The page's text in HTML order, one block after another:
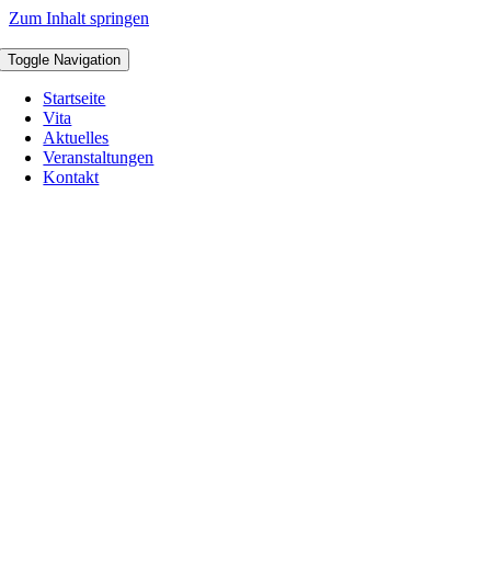
Zum Inhalt springen
Toggle Navigation
Startseite
Vita
Aktuelles
Veranstaltungen
Kontakt